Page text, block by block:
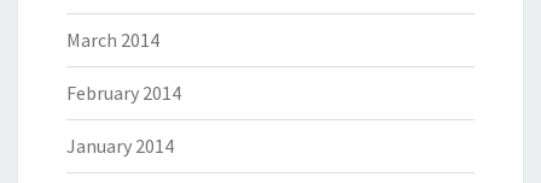
March 2014
February 2014
January 2014